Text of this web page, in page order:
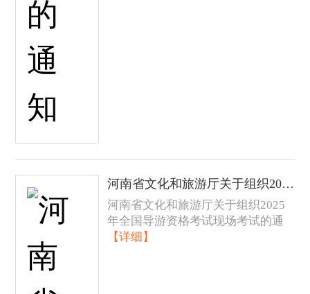
河南省文化和旅游厅关于组织2025年全国导游资格考试现场考试的通知
河南省文化和旅游厅关于组织2025
年全国导游资格考试现场考试的通
【详细】